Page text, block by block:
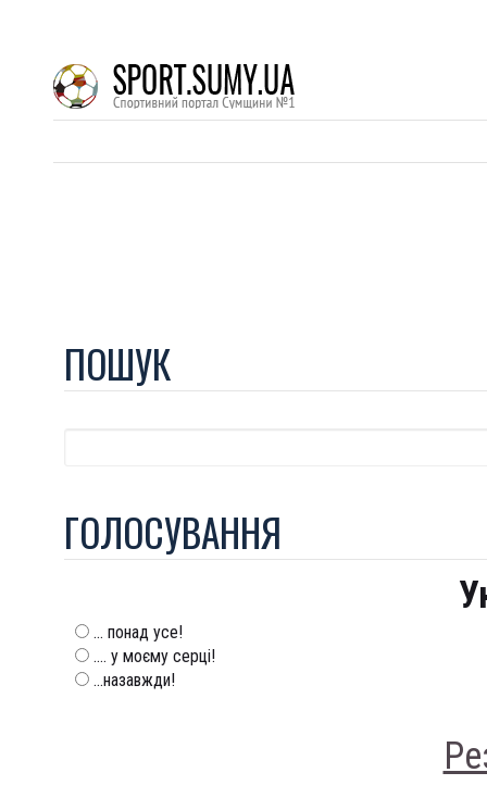
ПОШУК
ГОЛОСУВАННЯ
... понад усе!
.... у моєму серці!
...назавжди!